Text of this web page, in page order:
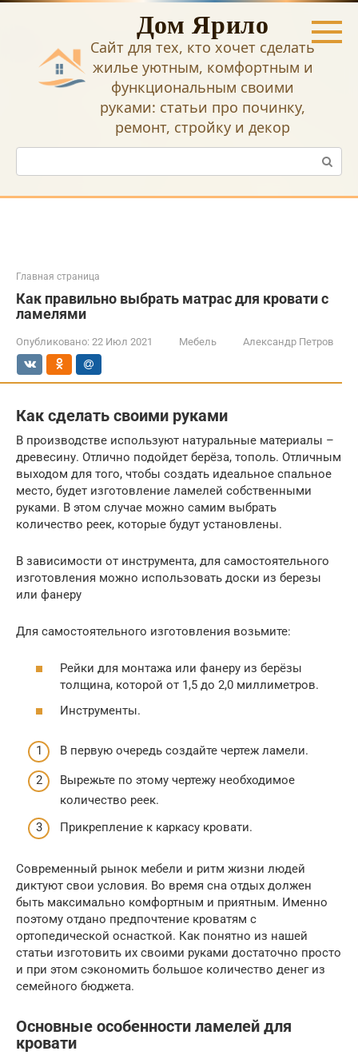
Перейти
Дом Ярило
Сайт для тех, кто хочет сделать
жилье уютным, комфортным и
функциональным своими
руками: статьи про починку,
ремонт, стройку и декор
Поиск:
Главная страница
Как правильно выбрать матрас для кровати с
ламелями
Опубликовано: 22 Июл 2021 Мебель Александр Петров
Как сделать своими руками
В производстве используют натуральные материалы –
древесину. Отлично подойдет берёза, тополь. Отличным
выходом для того, чтобы создать идеальное спальное
место, будет изготовление ламелей собственными
руками. В этом случае можно самим выбрать
количество реек, которые будут установлены.
В зависимости от инструмента, для самостоятельного
изготовления можно использовать доски из березы
или фанеру
Для самостоятельного изготовления возьмите:
Рейки для монтажа или фанеру из берёзы
толщина, которой от 1,5 до 2,0 миллиметров.
Инструменты.
В первую очередь создайте чертеж ламели.
Вырежьте по этому чертежу необходимое
количество реек.
Прикрепление к каркасу кровати.
Современный рынок мебели и ритм жизни людей
диктуют свои условия. Во время сна отдых должен
быть максимально комфортным и приятным. Именно
поэтому отдано предпочтение кроватям с
ортопедической оснасткой. Как понятно из нашей
статьи изготовить их своими руками достаточно просто
и при этом сэкономить большое количество денег из
семейного бюджета.
Основные особенности ламелей для
кровати